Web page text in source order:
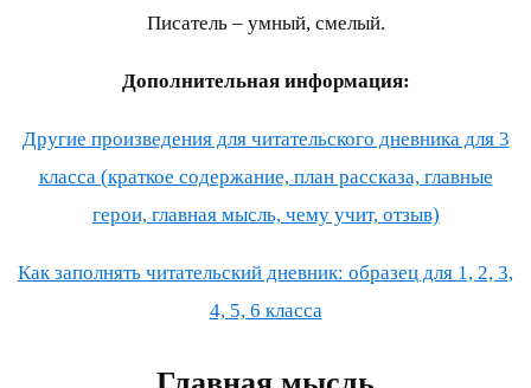
Писатель – умный, смелый.
Дополнительная информация:
Другие произведения для читательского дневника для 3
класса (краткое содержание, план рассказа, главные
герои, главная мысль, чему учит, отзыв)
Как заполнять читательский дневник: образец для 1, 2, 3,
4, 5, 6 класса